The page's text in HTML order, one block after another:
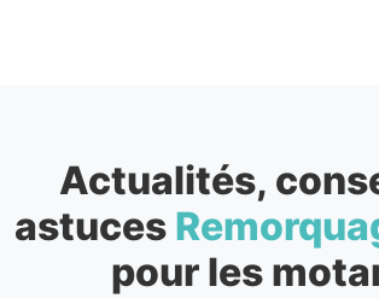
Actualités,
astuces
pour les